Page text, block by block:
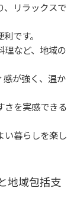
、リラックスで
です。
理など、地域の
感が強く、温か
さを実感できる
い暮らしを楽し
地域包括支